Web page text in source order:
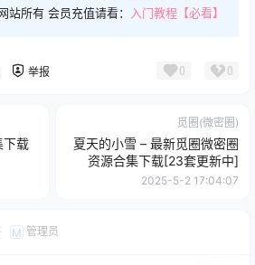
站所有 会员充值请看：
入门教程【必看】
举报 0 0
下载
觅圈(微密圈)
夏天的小雪 – 最新觅圈微密圈
资源合集下载[23套更新中]
2025-5-2 17:04:07
M 管理员